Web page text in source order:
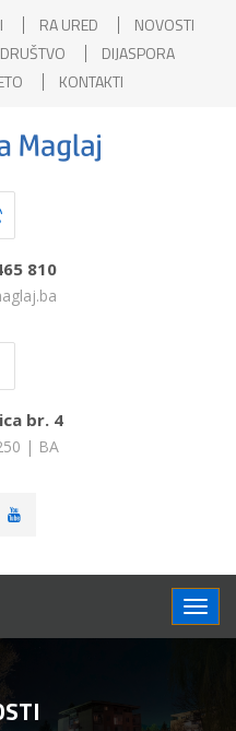
RA URED
NOVOSTI
DIJASPORA
KONTAKTI
810
br. 4
| BA